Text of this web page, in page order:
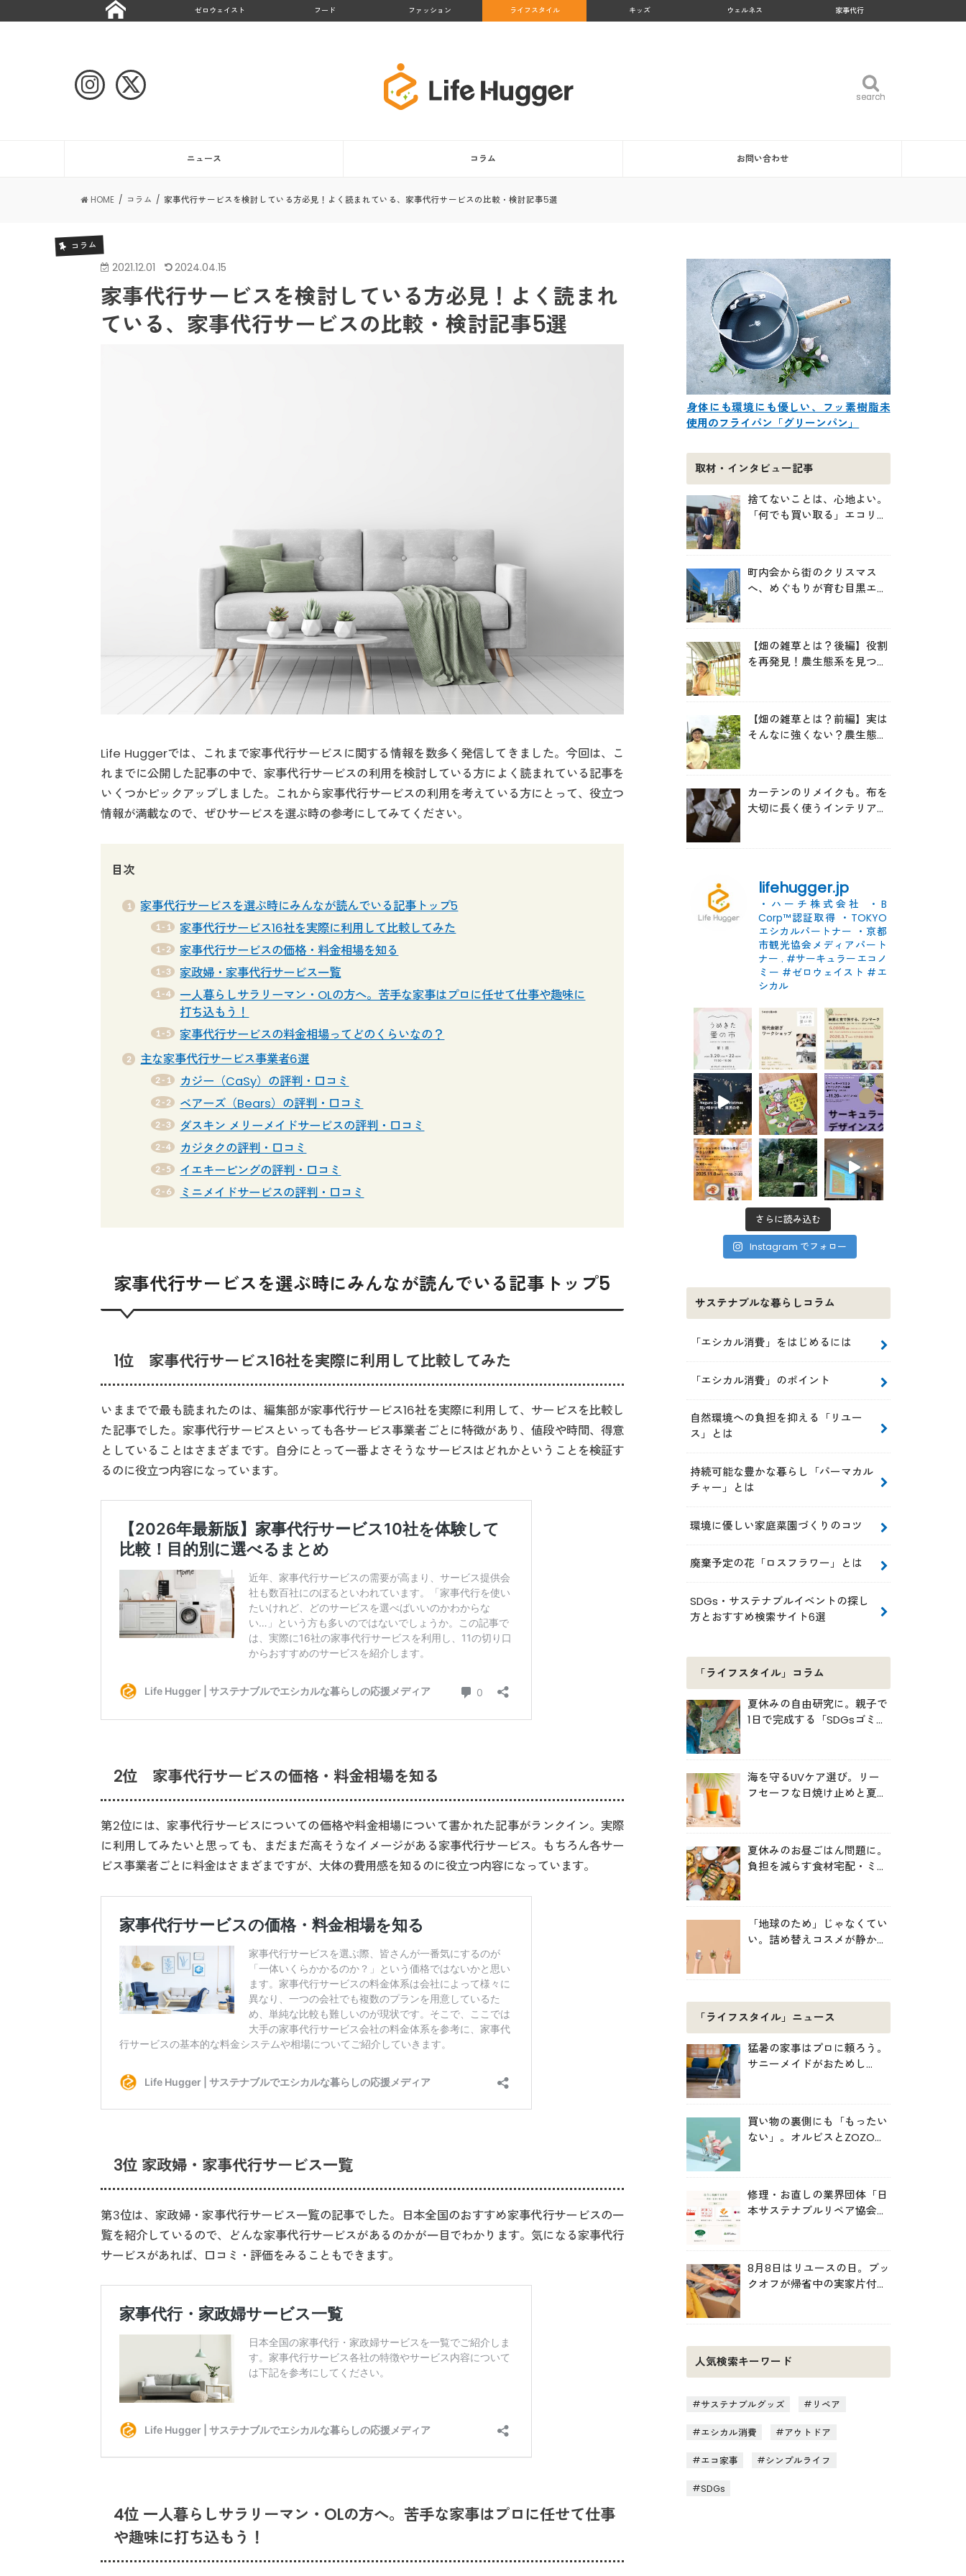
ゼロウェイスト フード ファッション ライフスタイル キッズ ウェルネス 家事代行
search
search
ニュース コラム お問い合わせ
HOME コラム 家事代行サービスを検討している方必見！よく読まれている、家事代行サービスの比較・検討記事5選
コラム
2021.12.01 2024.04.15
家事代行サービスを検討している方必見！よく読まれ
ている、家事代行サービスの比較・検討記事5選
Life Huggerでは、これまで家事代行サービスに関する情報を数多く発信してきました。今回は、こ
れまでに公開した記事の中で、家事代行サービスの利用を検討している方によく読まれている記事を
いくつかピックアップしました。これから家事代行サービスの利用を考えている方にとって、役立つ
情報が満載なので、ぜひサービスを選ぶ時の参考にしてみてください。
目次
家事代行サービスを選ぶ時にみんなが読んでいる記事トップ5
家事代行サービス16社を実際に利用して比較してみた
家事代行サービスの価格・料金相場を知る
家政婦・家事代行サービス一覧
一人暮らしサラリーマン・OLの方へ。苦手な家事はプロに任せて仕事や趣味に
打ち込もう！
家事代行サービスの料金相場ってどのくらいなの？
主な家事代行サービス事業者6選
カジー（CaSy）の評判・口コミ
ベアーズ（Bears）の評判・口コミ
ダスキン メリーメイドサービスの評判・口コミ
カジタクの評判・口コミ
イエキーピングの評判・口コミ
ミニメイドサービスの評判・口コミ
家事代行サービスを選ぶ時にみんなが読んでいる記事トップ5
1位 家事代行サービス16社を実際に利用して比較してみた
いままでで最も読まれたのは、編集部が家事代行サービス16社を実際に利用して、サービスを比較し
た記事でした。家事代行サービスといっても各サービス事業者ごとに特徴があり、値段や時間、得意
としていることはさまざまです。自分にとって一番よさそうなサービスはどれかということを検証す
るのに役立つ内容になっています。
2位 家事代行サービスの価格・料金相場を知る
第2位には、家事代行サービスについての価格や料金相場について書かれた記事がランクイン。実際
に利用してみたいと思っても、まだまだ高そうなイメージがある家事代行サービス。もちろん各サー
ビス事業者ごとに料金はさまざまですが、大体の費用感を知るのに役立つ内容になっています。
3位 家政婦・家事代行サービス一覧
第3位は、家政婦・家事代行サービス一覧の記事でした。日本全国のおすすめ家事代行サービスの一
覧を紹介しているので、どんな家事代行サービスがあるのかが一目でわかります。気になる家事代行
サービスがあれば、口コミ・評価をみることもできます。
4位 一人暮らしサラリーマン・OLの方へ。苦手な家事はプロに任せて仕事
や趣味に打ち込もう！
身体にも環境にも優しい、フッ素樹脂未
使用のフライパン「グリーンパン」
取材・インタビュー記事
捨てないことは、心地よい。
「何でも買い取る」エコリン
町内会から街のクリスマス
へ、めぐもりが育む目黒エリ
【畑の雑草とは？後編】役割
を再発見！農生態系を見つめ
【畑の雑草とは？前編】実は
そんなに強くない？農生態系
カーテンのリメイクも。布を
大切に長く使うインテリアの
lifehugger.jp
・ハーチ株式会社
・B
Corp™認証取得 ・TOKYO
エシカルパートナー ・京都
市観光協会メディアパート
ナー . #サーキュラーエコノ
ミー #ゼロウェイスト #エ
シカル
さらに読み込む
Instagram でフォロー
サステナブルな暮らしコラム
「エシカル消費」をはじめるには
「エシカル消費」のポイント
自然環境への負担を抑える「リユー
ス」とは
持続可能な豊かな暮らし「パーマカル
チャー」とは
環境に優しい家庭菜園づくりのコツ
廃棄予定の花「ロスフラワー」とは
SDGs・サステナブルイベントの探し
方とおすすめ検索サイト6選
「ライフスタイル」コラム
夏休みの自由研究に。親子で
1日で完成する「SDGsゴミ・
海を守るUVケア選び。リー
フセーフな日焼け止めと夏の
夏休みのお昼ごはん問題に。
負担を減らす食材宅配・ミー
「地球のため」じゃなくてい
い。詰め替えコスメが静かに
「ライフスタイル」ニュース
猛暑の家事はプロに頼ろう。
サニーメイドがおためし
買い物の裏側にも「もったい
ない」。オルビスとZOZOが
修理・お直しの業界団体「日
本サステナブルリペア協会
8月8日はリユースの日。ブッ
クオフが帰省中の実家片付け
人気検索キーワード
サステナブルグッズ リペア
エシカル消費 アウトドア
エコ家事 シンプルライフ
SDGs